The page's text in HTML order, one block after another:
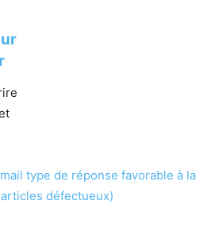
type de réponse favorable à la
défectueux)